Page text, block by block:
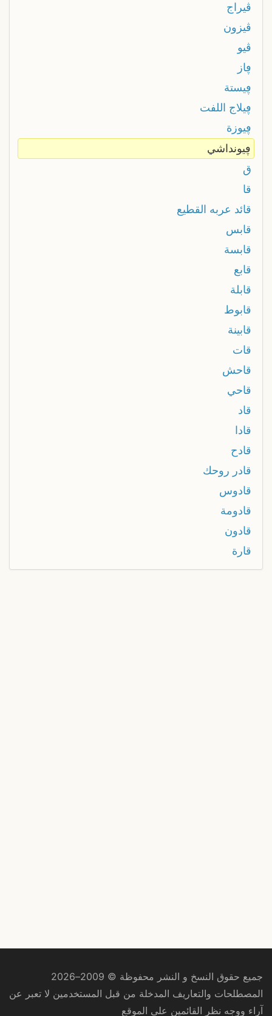
ڤيراج
ڤيزون
ڤيو
ڥاز
ڥيستة
ڥيلاج اللفت
ڥيوزة
ڥيونداشي
ق
قا
قائد عربه القطيع
قابس
قابسة
قابع
قابلة
قابوط
قابينة
قات
قاحش
قاحي
قاد
قادا
قادح
قادر روحك
قادوس
قادومة
قادون
قارة
جميع حقوق النسخ و النشر محفوظة © 2009–2026
المصطلحات والتعاريف المدخلة من قبل المستخدمين لا تعبر عن
آراء ووجه نظر القائمين على الموقع